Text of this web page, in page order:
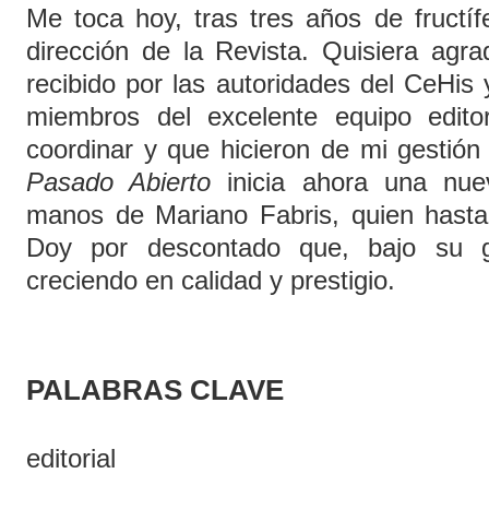
Me toca hoy, tras tres años de
dirección de la Revista. Quisiera
recibido por las autoridades del
miembros del excelente equipo
coordinar y que hicieron de mi
Pasado Abierto inicia ahora una
manos de Mariano Fabris, quien
Doy por descontado que, bajo su
creciendo en calidad y prestigio.
PALABRAS CLAVE
editorial